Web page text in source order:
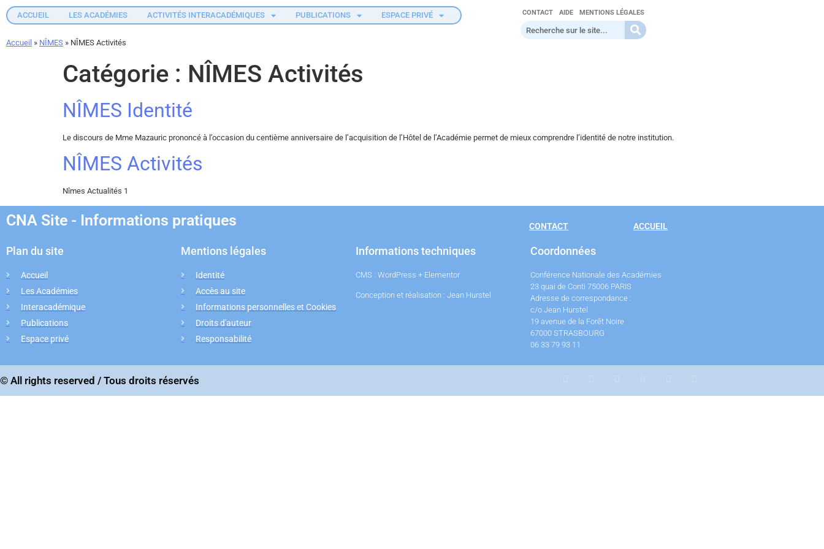
ACCUEIL LES ACADÉMIES ACTIVITÉS INTERACADÉMIQUES PUBLICATIONS ESPACE PRIVÉ
Accueil » NÎMES » NÎMES Activités
CONTACT AIDE MENTIONS LÉGALES
Catégorie : NÎMES Activités
NÎMES Identité
Le discours de Mme Mazauric prononcé à l’occasion du centième anniversaire de l’acquisition de l’Hôtel de l’Académie permet de mieux comprendre l’identité de notre institution.
NÎMES Activités
Nîmes Actualités 1
CNA Site - Informations pratiques CONTACT ACCUEIL
Plan du site
Accueil
Les Académies
Interacadémique
Publications
Espace privé
Mentions légales
Identité
Accès au site
Informations personnelles et Cookies
Droits d'auteur
Responsabilité
Informations techniques
CMS : WordPress + Elementor
Conception et réalisation : Jean Hurstel
Coordonnées
Conférence Nationale des Académies
23 quai de Conti 75006 PARIS
Adresse de correspondance :
c/o Jean Hurstel
19 avenue de la Forêt Noire
67000 STRASBOURG
06 33 79 93 11
© All rights reserved / Tous droits réservés